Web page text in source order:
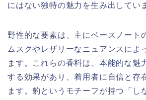
にはない独特の魅力を生み出してい
野性的な要素は、主にベースノート
ムスクやレザリーなニュアンスによ
ます。これらの香料は、本能的な魅
する効果があり、着用者に自信と存
ます。豹というモチーフが持つ「し